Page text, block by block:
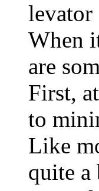
levator
When
are
First,
to
Like
quite